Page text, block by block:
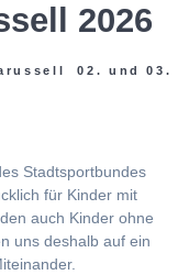
2026
02. und 03.
Stadtsportbundes
für Kinder mit
auch Kinder ohne
uns deshalb auf ein